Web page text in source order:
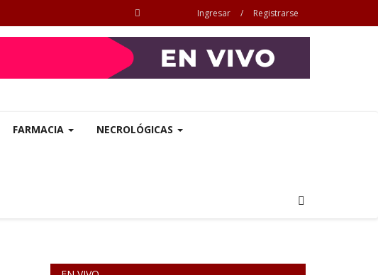
Ingresar / Registrarse
FARMACIA NECROLÓGICAS